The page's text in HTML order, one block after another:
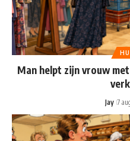
Man helpt zijn vrouw
Jay 7